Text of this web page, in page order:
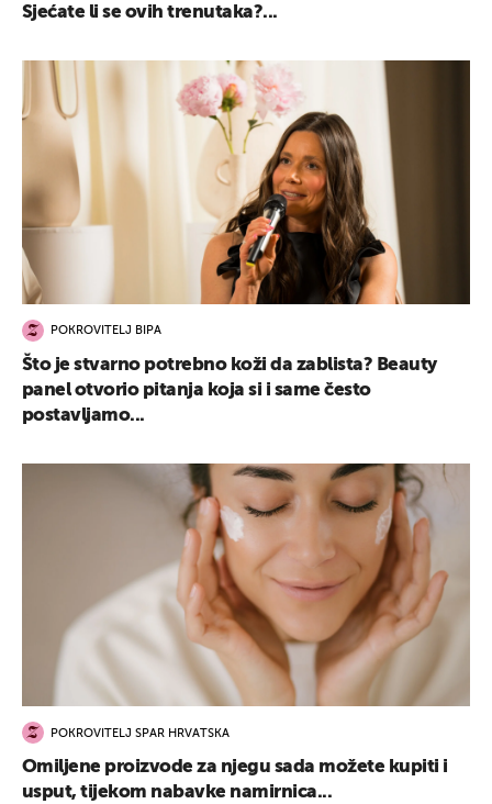
Sjećate li se ovih trenutaka?...
POKROVITELJ BIPA
Što je stvarno potrebno koži da zablista? Beauty
panel otvorio pitanja koja si i same često
postavljamo...
POKROVITELJ SPAR HRVATSKA
Omiljene proizvode za njegu sada možete kupiti i
usput, tijekom nabavke namirnica...